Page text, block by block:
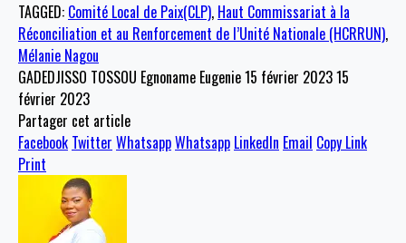
TAGGED: Comité Local de Paix(CLP), Haut Commissariat à la
Réconciliation et au Renforcement de l’Unité Nationale (HCRRUN),
Mélanie Nagou
GADEDJISSO TOSSOU Egnoname Eugenie15 février 202315
février 2023
Partager cet article
Facebook Twitter WhatsappWhatsapp LinkedIn Email Copy Link
Print